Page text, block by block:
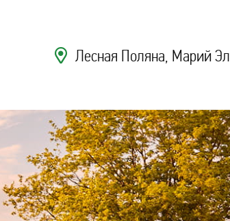
Лесная Поляна, Марий Эл